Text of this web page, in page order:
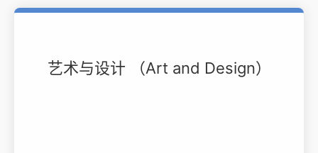
艺术与设计 （Art and Design）